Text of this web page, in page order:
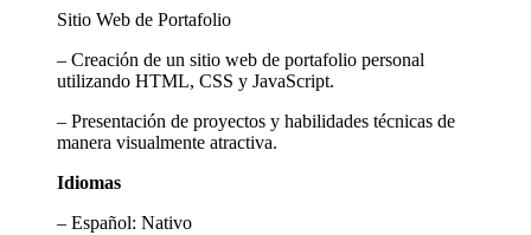
Sitio Web de Portafolio
– Creación de un sitio web de portafolio personal
utilizando HTML, CSS y JavaScript.
– Presentación de proyectos y habilidades técnicas de
manera visualmente atractiva.
Idiomas
– Español: Nativo